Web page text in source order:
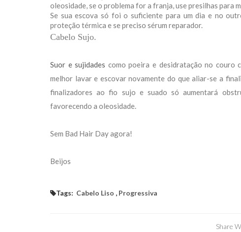
oleosidade, se o problema for a franja, use presilhas para
Se sua escova só foi o suficiente para um dia e no
proteção térmica e se preciso sérum reparador.
Cabelo Sujo.
Suor e sujidades como poeira e desidratação no couro
melhor lavar e escovar novamente do que aliar-se a
finalizadores ao fio sujo e suado só aumentará
favorecendo a oleosidade.
Sem Bad Hair Day agora!
Beijos
Tags: Cabelo Liso , Progressiva
Share